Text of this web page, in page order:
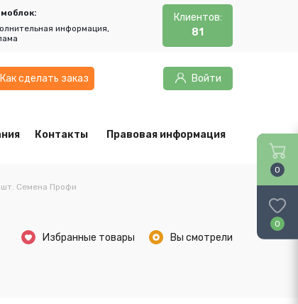
информация,
Клиентов:
81
Как сделать заказ Войти
Контакты Правовая информация
Семена Профи
Избранные товары Вы смотрели
0
0